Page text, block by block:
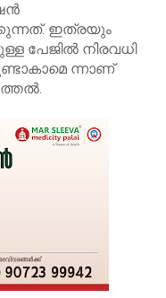
ഇത്രയും
പേജിൽ നിരവധി
ന്നാണ്